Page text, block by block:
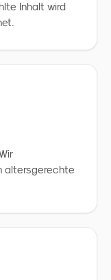
Inhalt wird
altersgerechte